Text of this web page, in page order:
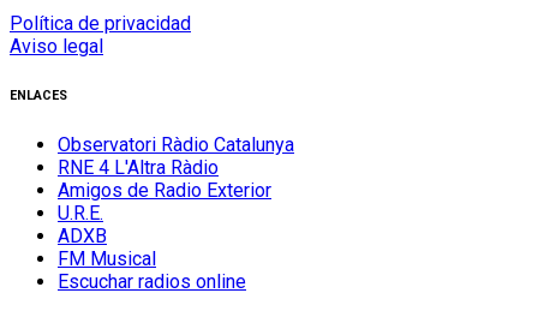
Política de privacidad
Aviso legal
ENLACES
Observatori Ràdio Catalunya
RNE 4 L'Altra Ràdio
Amigos de Radio Exterior
U.R.E.
ADXB
FM Musical
Escuchar radios online